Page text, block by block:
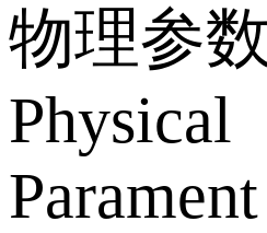
物理参数
Physical
Parament